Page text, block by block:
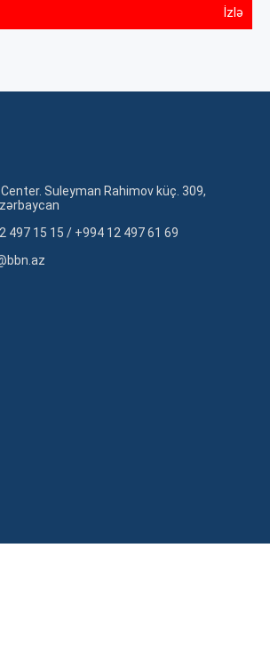
İzlə
Suleyman Rahimov küç. 309,
497 15 15 / +994 12 497 61 69